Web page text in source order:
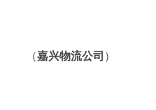
（嘉兴物流公司 ）